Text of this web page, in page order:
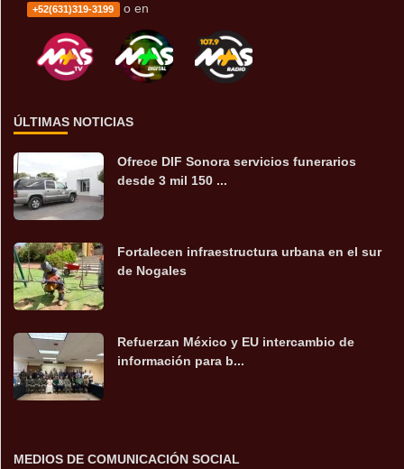
+52(631)319-3199 o en
ÚLTIMAS NOTICIAS
Ofrece DIF Sonora servicios funerarios
desde 3 mil 150 ...
Fortalecen infraestructura urbana en el sur
de Nogales
Refuerzan México y EU intercambio de
información para b...
MEDIOS DE COMUNICACIÓN SOCIAL